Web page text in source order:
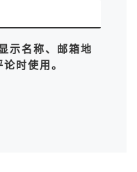
示名称、邮箱地
时使用。